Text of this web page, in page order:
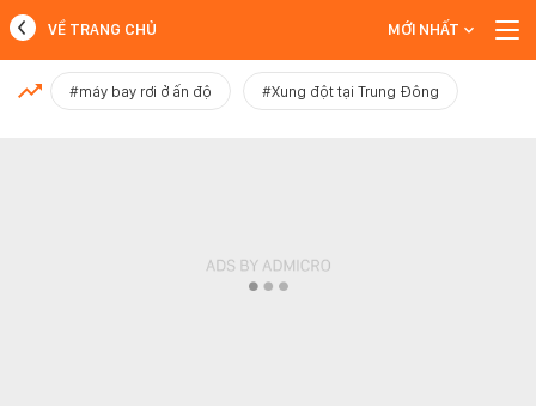
MỚI NHẤT
VỀ TRANG CHỦ MỚI NHẤT
#máy bay rơi ở ấn độ #Xung đột tại Trung Đông